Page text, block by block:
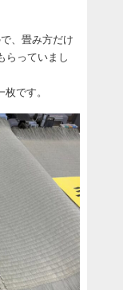
、畳み方だけ
らっていまし
です。